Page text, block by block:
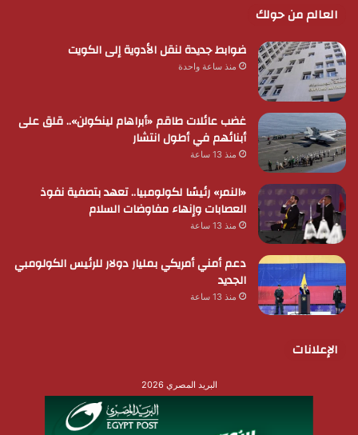
العالم من حولك
ضوابط جديدة لنقل الأدوية إلى الكويت
منذ ساعة واحدة
غضب عائلات طاقم «أبراهام لينكولن».. قلق على
أبنائهم في أطول انتشار
منذ 13 ساعة
«النمر» رئيسًا لكولومبيا.. تعهد بتصفية نفوذ
العصابات وإنهاء مفاوضات السلام
منذ 13 ساعة
دعم أمني أمريكي بمليار دولار للرئيس الكولومبي
الجديد
منذ 13 ساعة
الإعلانات
البريد المصري 2026